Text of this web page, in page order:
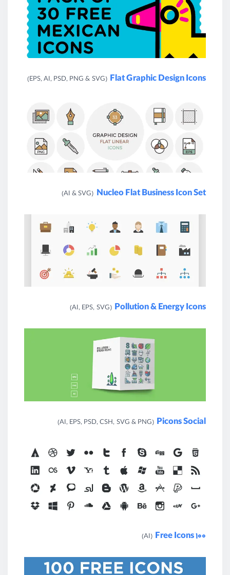
Flat Graphic Design Icons
(EPS, AI, PSD, PNG & SVG)
Nucleo Flat Business Icon Set
(AI & SVG)
Pollution & Energy Icons
(AI, EPS, SVG)
Picons Social
(AI, EPS, PSD, CSH, SVG & PNG)
100 Free Icons
(AI)